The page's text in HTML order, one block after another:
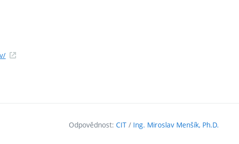
(externí
Odpovědnost: CIT / Ing. Miroslav Menšík, Ph.D.